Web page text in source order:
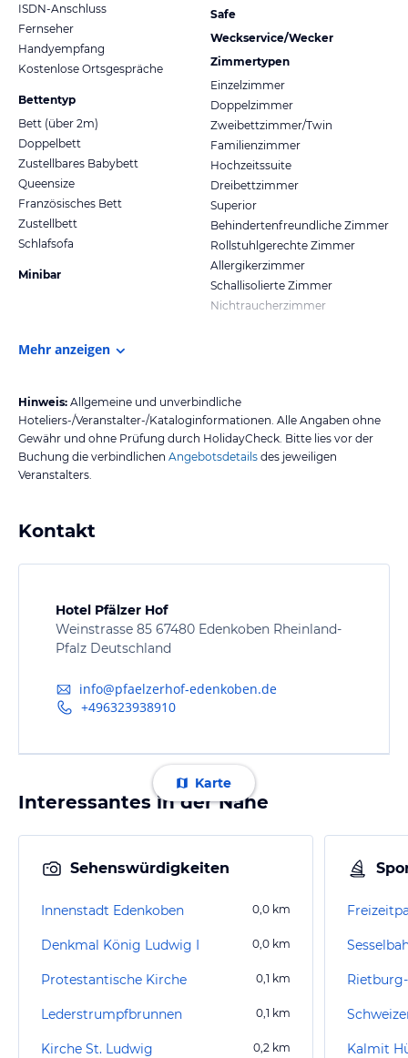
ISDN-Anschluss
Fernseher
Handyempfang
Kostenlose Ortsgespräche
Bettentyp
Bett (über 2m)
Doppelbett
Zustellbares Babybett
Queensize
Französisches Bett
Zustellbett
Schlafsofa
Minibar
Safe
Weckservice/Wecker
Zimmertypen
Einzelzimmer
Doppelzimmer
Zweibettzimmer/Twin
Familienzimmer
Hochzeitssuite
Dreibettzimmer
Superior
Behindertenfreundliche Zimmer
Rollstuhlgerechte Zimmer
Allergikerzimmer
Schallisolierte Zimmer
Nichtraucherzimmer
Mehr anzeigen
Hinweis: Allgemeine und unverbindliche
Hoteliers-/Veranstalter-/Kataloginformationen. Alle Angaben ohne
Gewähr und ohne Prüfung durch HolidayCheck. Bitte lies vor der
Buchung die verbindlichen Angebotsdetails des jeweiligen
Veranstalters.
Kontakt
Hotel Pfälzer Hof
Weinstrasse 85 67480 Edenkoben Rheinland-
Pfalz Deutschland
info@pfaelzerhof-edenkoben.de
+496323938910
Karte
Interessantes in der Nähe
Sehenswürdigkeiten
Innenstadt Edenkoben 0,0 km
Denkmal König Ludwig I 0,0 km
Protestantische Kirche 0,1 km
Lederstrumpfbrunnen 0,1 km
Kirche St. Ludwig 0,2 km Kalmit